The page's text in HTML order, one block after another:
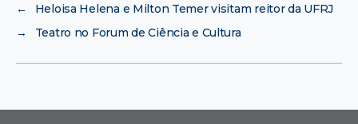
←
Heloisa Helena e Milton Temer visitam reitor da UFRJ
→
Teatro no Forum de Ciência e Cultura